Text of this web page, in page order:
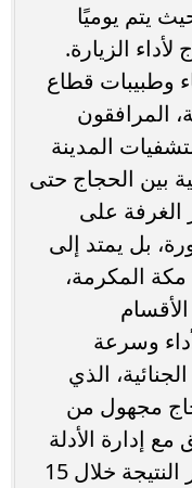
يتم يوميًا
الزيارة.
وطبيبات قطاع
المرافقون
المدينة
بين الحجاج حتى
الغرفة على
بل يمتد إلى
المكرمة،
وسرعة
الذي
مجهول من
إدارة الأدلة
الجنائية بالقاهرة، بما يتيح ظهور النتيجة خلال 15